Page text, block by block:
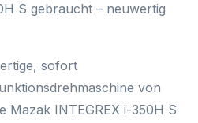
S gebraucht – neuwertig
sofort
von
Mazak INTEGREX i-350H S